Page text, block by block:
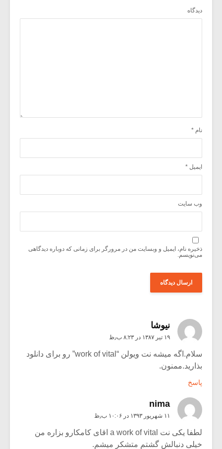
دیدگاه
نام *
ایمیل *
وب‌ سایت
ذخیره نام، ایمیل و وبسایت من در مرورگر برای زمانی که دوباره دیدگاهی
می‌نویسم.
نیوشا
۱۹ تیر ۱۳۸۷ در ۸:۲۳ ب٫ظ
سلام.اگه میشه نت ویولن “work of vital” رو برای دانلود
بذارید.ممنون.
پاسخ
nima
۱۱ شهریور ۱۳۹۳ در ۱۰:۰۶ ب٫ظ
لطفا یکی نت a work of vital اقای کامکارو بزاره من
خیلی دنبالش گشتم متشکر میشم.